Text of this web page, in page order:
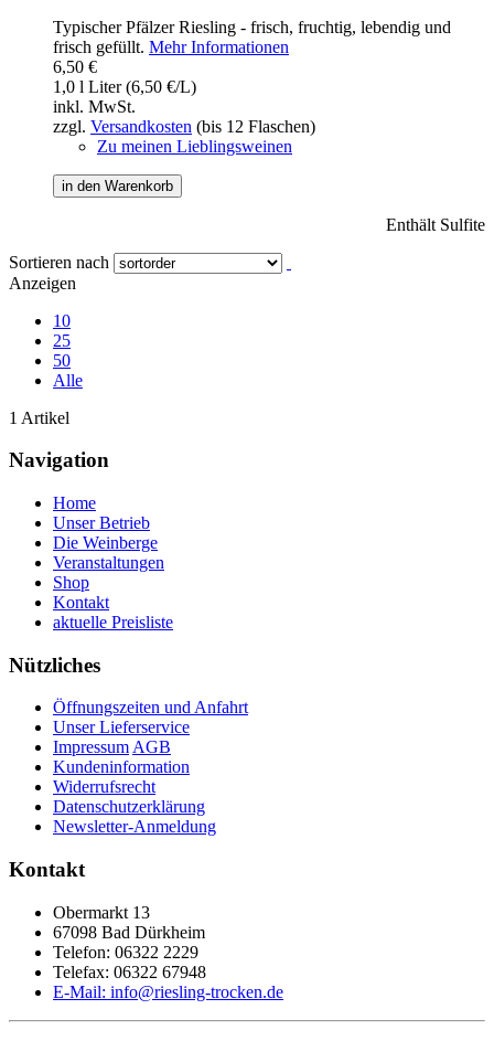
Typischer Pfälzer Riesling - frisch, fruchtig, lebendig und
frisch gefüllt. Mehr Informationen
6,50 €
1,0 l Liter (6,50 €/L)
inkl. MwSt.
zzgl. Versandkosten (bis 12 Flaschen)
Zu meinen Lieblingsweinen
in den Warenkorb
Enthält Sulfite
Sortieren nach
Anzeigen
10
25
50
Alle
1 Artikel
Navigation
Home
Unser Betrieb
Die Weinberge
Veranstaltungen
Shop
Kontakt
aktuelle Preisliste
Nützliches
Öffnungszeiten und Anfahrt
Unser Lieferservice
Impressum AGB
Kundeninformation
Widerrufsrecht
Datenschutzerklärung
Newsletter-Anmeldung
Kontakt
Obermarkt 13
67098 Bad Dürkheim
Telefon: 06322 2229
Telefax: 06322 67948
E-Mail: info@riesling-trocken.de